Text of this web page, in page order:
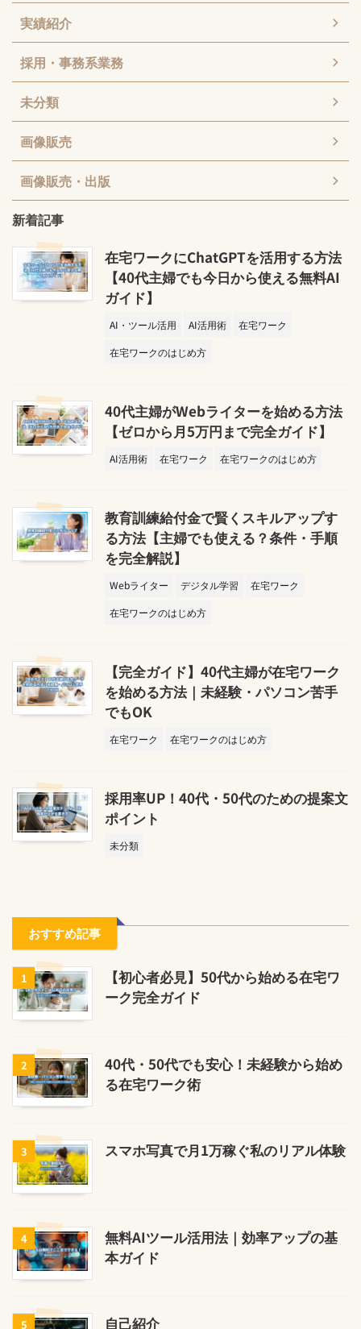
実績紹介
採用・事務系業務
未分類
画像販売
画像販売・出版
新着記事
在宅ワークにChatGPTを活用する方法
【40代主婦でも今日から使える無料AI
ガイド】
AI・ツール活用 AI活用術
在宅ワーク
在宅ワークのはじめ方
40代主婦がWebライターを始める方法
【ゼロから月5万円まで完全ガイド】
AI活用術 在宅ワーク 在宅ワークのはじめ方
教育訓練給付金で賢くスキルアップす
る方法【主婦でも使える？条件・手順
を完全解説】
Webライター デジタル学習
在宅ワーク
在宅ワークのはじめ方
【完全ガイド】40代主婦が在宅ワーク
を始める方法｜未経験・パソコン苦手
でもOK
在宅ワーク 在宅ワークのはじめ方
採用率UP！40代・50代のための提案文
ポイント
未分類
おすすめ記事
1
【初心者必見】50代から始める在宅ワ
ーク完全ガイド
2
40代・50代でも安心！未経験から始め
る在宅ワーク術
3 スマホ写真で月1万稼ぐ私のリアル体験
4
無料AIツール活用法｜効率アップの基
本ガイド
5 自己紹介